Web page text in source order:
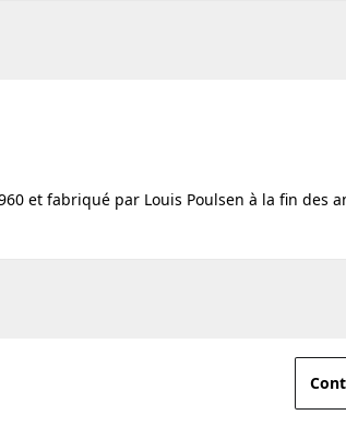
et fabriqué par Louis Poulsen à la fin des